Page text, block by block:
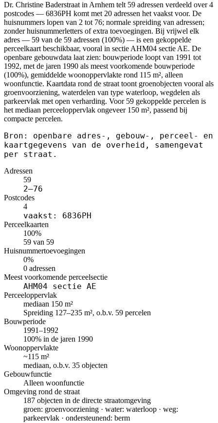
Dr. Christine Baderstraat in Arnhem telt 59 adressen verdeeld over 4
postcodes — 6836PH komt met 20 adressen het vaakst voor. De
huisnummers lopen van 2 tot 76; normale spreiding van adressen;
zonder huisnummerletters of extra toevoegingen. Bij vrijwel elk
adres — 59 van de 59 adressen (100%) — is een gekoppelde
perceelkaart beschikbaar, vooral in sectie AHM04 sectie AE. De
openbare gebouwdata laat zien: bouwperiode loopt van 1991 tot
1992, met de jaren 1990 als meest voorkomende bouwperiode
(100%), gemiddelde woonoppervlakte rond 115 m², alleen
woonfunctie. Kaartdata rond de straat toont groenobjecten vooral als
groenvoorziening, waterdelen van type waterloop, wegdelen als
parkeervlak met open verharding. Voor 59 gekoppelde percelen is
het mediaan perceeloppervlak ongeveer 150 m², passend bij
compacte percelen.
Bron: openbare adres-, gebouw-, perceel- en
kaartgegevens van de overheid, samengevat
per straat.
Adressen
59
2–76
Postcodes
4
vaakst: 6836PH
Perceelkaarten
100%
59 van 59
Huisnummertoevoegingen
0%
0 adressen
Meest voorkomende perceelsectie
AHM04 sectie AE
Perceeloppervlak
mediaan 150 m²
Spreiding 127–235 m², o.b.v. 59 percelen
Bouwperiode
1991–1992
100% in de jaren 1990
Woonoppervlakte
~115 m²
mediaan, o.b.v. 35 objecten
Gebouwfunctie
Alleen woonfunctie
Omgeving rond de straat
187 objecten in de directe straatomgeving
groen: groenvoorziening · water: waterloop · weg:
parkeervlak · ondersteunend: berm